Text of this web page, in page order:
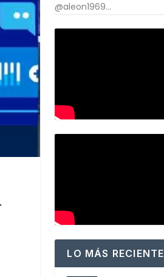
@aleon1969...
LO MÁS RECIENTE